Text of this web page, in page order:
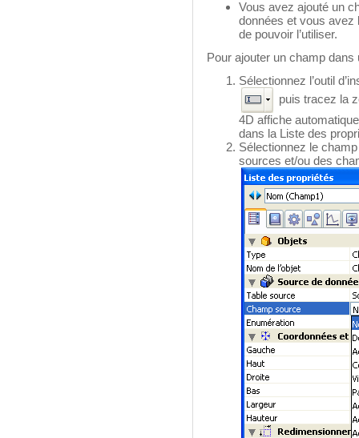
Vous avez ajouté un
données et vous avez
de pouvoir l’utiliser.
Pour ajouter un champ dans
Sélectionnez l’outil
puis tracez la
4D affiche
dans la Liste des
Sélectionnez le
sources et/ou des